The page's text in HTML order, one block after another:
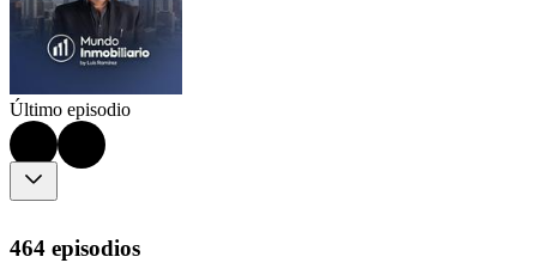
Último episodio
464 episodios